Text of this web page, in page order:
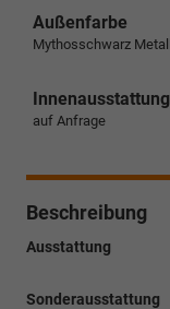
Außenfarbe
Mythosschwarz
Innenausstattung
auf Anfrage
Beschreibung
Ausstattung
Sonderausstattung